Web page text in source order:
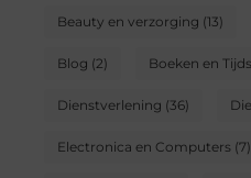
Beauty en verzorging (13)
Blog (2) Boeken en
Dienstverlening (36)
Electronica en Computers(7)